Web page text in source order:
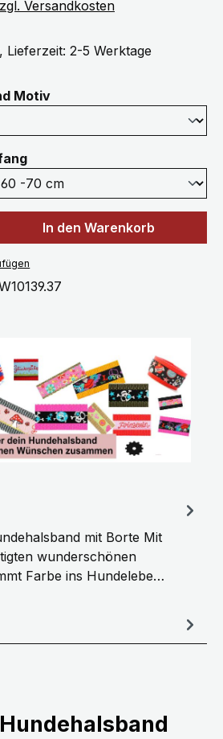
Versandkosten
2-5 Werktage
Motivauswählen
auswählen
Gib den
In den Warenkorb
mit Borte Mit
wunderschönen
Farbe ins Hundelebe…